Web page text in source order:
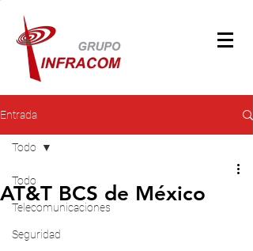
Entrada
Todo
Telecomunicaciones
Seguridad
Todo
AT&T BCS de México